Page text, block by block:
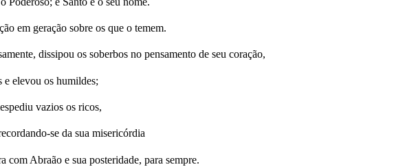
em geração sobre os que o temem.
dissipou os soberbos no pensamento de seu coração,
e elevou os humildes;
vazios os ricos,
se da sua misericórdia
com Abraão e sua posteridade, para sempre.